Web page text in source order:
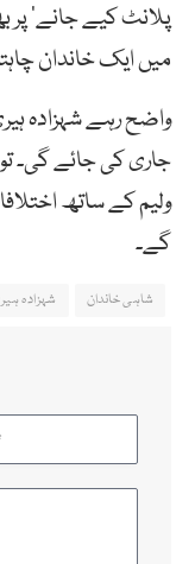
پلانٹ کیے جانے‘ پر
میں ایک خاندان
جاری کی جائے گی۔
ولیم کے ساتھ
گے۔
شاہی خاندان شہزادہ